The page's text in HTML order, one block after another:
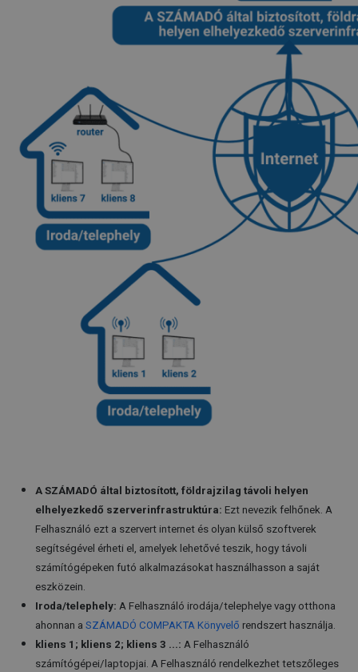
A SZÁMADÓ által biztosított, földrajzilag távoli helyen
elhelyezkedő szerverinfrastruktúra: Ezt nevezik felhőnek. A
Felhasználó ezt a szervert internet és olyan külső szoftverek
segítségével érheti el, amelyek lehetővé teszik, hogy távoli
számítógépeken futó alkalmazásokat használhasson a saját
eszközein.
Iroda/telephely: A Felhasználó irodája/telephelye vagy otthona
ahonnan a SZÁMADÓ COMPAKTA Könyvelő rendszert használja.
kliens 1; kliens 2; kliens 3 ...: A Felhasználó
számítógépei/laptopjai. A Felhasználó rendelkezhet tetszőleges